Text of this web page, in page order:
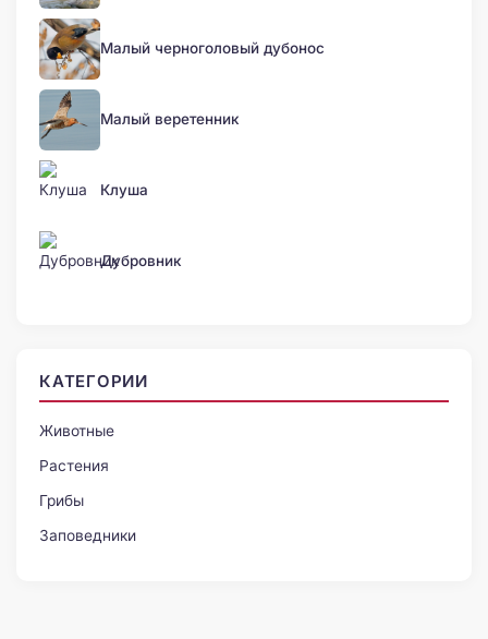
Малый черноголовый дубонос
Малый веретенник
Клуша
Дубровник
КАТЕГОРИИ
Животные
Растения
Грибы
Заповедники